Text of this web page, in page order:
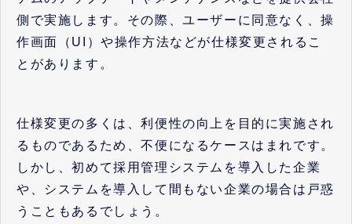
側で実施します。その際、ユーザーに同意なく、操
作画面（UI）や操作方法などが仕様変更されるこ
とがあります。
仕様変更の多くは、利便性の向上を目的に実施され
るものであるため、不便になるケースはまれです。
しかし、初めて採用管理システムを導入した企業
や、システムを導入して間もない企業の場合は戸惑
うこともあるでしょう。